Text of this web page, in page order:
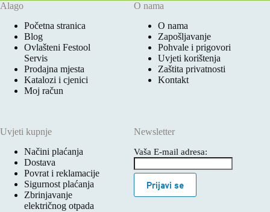
Alago
Početna stranica
Blog
Ovlašteni Festool
Servis
Prodajna mjesta
Katalozi i cjenici
Moj račun
O nama
O nama
Zapošljavanje
Pohvale i prigovori
Uvjeti korištenja
Zaštita privatnosti
Kontakt
Uvjeti kupnje
Načini plaćanja
Dostava
Povrat i reklamacije
Sigurnost plaćanja
Zbrinjavanje
električnog otpada
Newsletter
Vaša E-mail adresa:
Prijavi se